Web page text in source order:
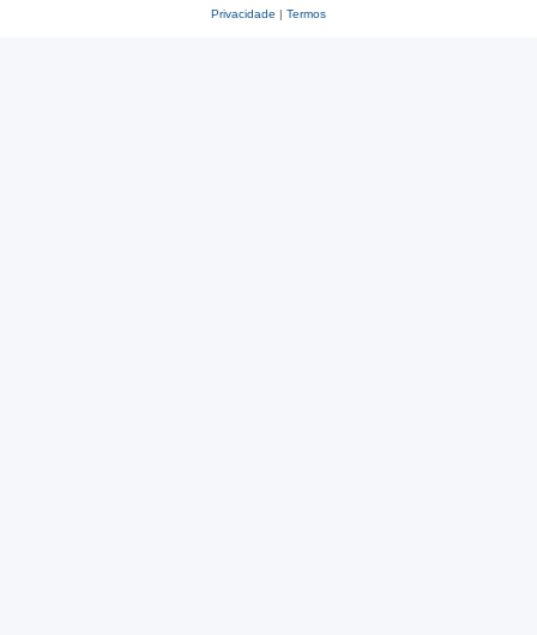
Privacidade | Termos